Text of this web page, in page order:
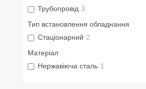
Трубопровід 3
Тип встановлення обладнання
Стаціонарний 2
Матеріал
Нержавіюча сталь 1